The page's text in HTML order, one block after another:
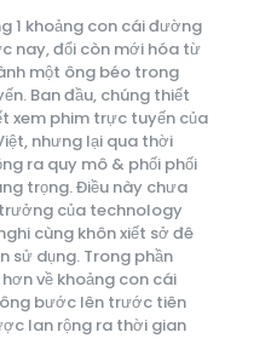
1 khoảng con cái đường
nay, đổi còn mới hóa từ
một ông béo trong
Ban đầu, chúng thiết
xem phim trực tuyến của
nhưng lại qua thời
ra quy mô & phối phối
trọng. Điều này chưa
của technology
cùng khôn xiết sở đê
sử dụng. Trong phần
về khoảng con cái
bước lên trước tiên
lan rộng ra thời gian